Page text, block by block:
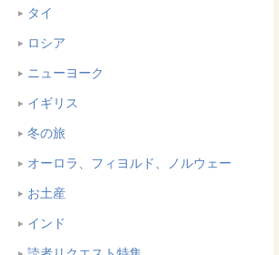
タイ
ロシア
ニューヨーク
イギリス
冬の旅
オーロラ、フィヨルド、ノルウェー
お土産
インド